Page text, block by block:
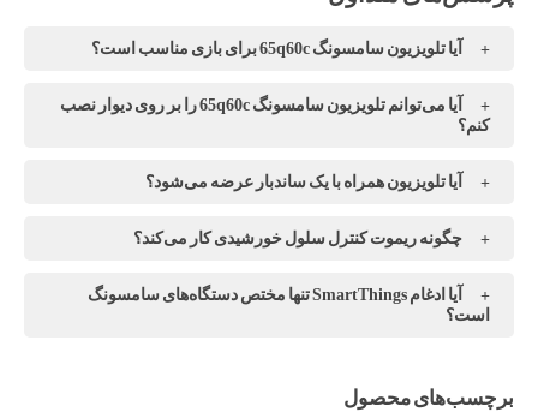
آیا تلویزیون سامسونگ 65q60c برای بازی مناسب است؟
آیا می‌توانم تلویزیون سامسونگ 65q60c را بر روی دیوار نصب
کنم؟
آیا تلویزیون همراه با یک ساندبار عرضه می‌شود؟
چگونه ریموت کنترل سلول خورشیدی کار می‌کند؟
آیا ادغام SmartThings تنها مختص دستگاه‌های سامسونگ
است؟